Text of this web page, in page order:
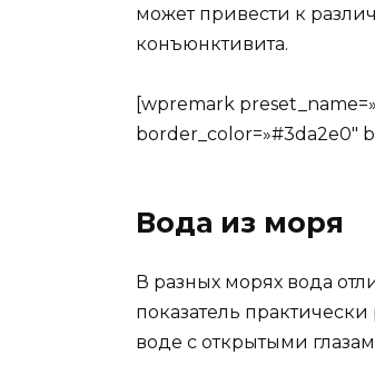
может привести к
конъюнктивита.
[wpremark
border_color=»#3da2e0″
Вода из моря
В разных морях вода
показатель
воде с открытыми